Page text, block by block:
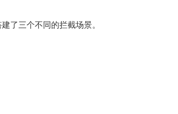
了三个不同的拦截场景。